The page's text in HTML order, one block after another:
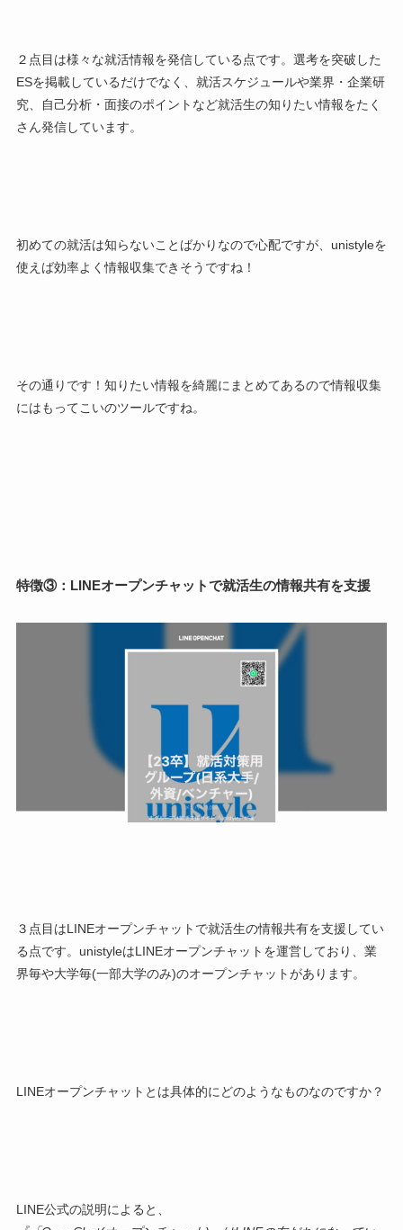
２点目は様々な就活情報を発信している点です。選考を突破した
ESを掲載しているだけでなく、就活スケジュールや業界・企業研
究、自己分析・面接のポイントなど就活生の知りたい情報をたく
さん発信しています。
初めての就活は知らないことばかりなので心配ですが、unistyleを
使えば効率よく情報収集できそうですね！
その通りです！知りたい情報を綺麗にまとめてあるので情報収集
にはもってこいのツールですね。
特徴③：LINEオープンチャットで就活生の情報共有を支援
３点目はLINEオープンチャットで就活生の情報共有を支援してい
る 点です。unistyleはLINEオープンチャットを運営しており、業
界毎や大学毎(一部大学のみ)のオープンチャットがあります。
LINEオープンチャットとは具体的にどのようなものなのですか？
LINE公式の説明によると、